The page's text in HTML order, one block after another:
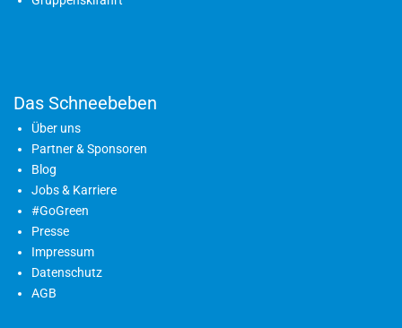
Das Schneebeben
Über uns
Partner & Sponsoren
Blog
Jobs & Karriere
#GoGreen
Presse
Impressum
Datenschutz
AGB